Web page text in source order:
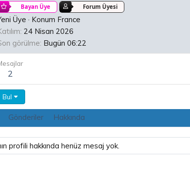
Bayan Üye Forum Üyesi
Üye · Konum France
24 Nisan 2026
görülme Bugün 06:22
2
Bul
Gönderiler Hakkında
profili hakkında henüz mesaj yok.